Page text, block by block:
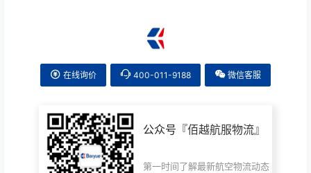
在线询价 400-011-9188 微信客服
公众号『佰越航服物流』
第一时间了解最新航空物流动态